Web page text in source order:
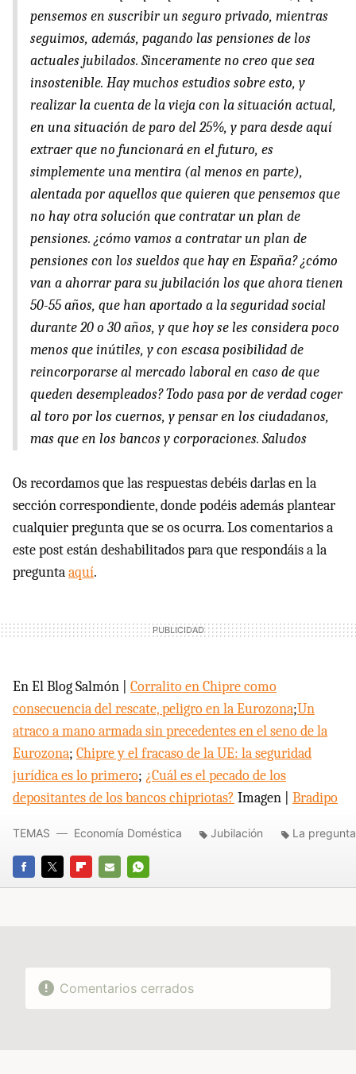
pensemos en suscribir un seguro privado, mientras
seguimos, además, pagando las pensiones de los
actuales jubilados. Sinceramente no creo que sea
insostenible. Hay muchos estudios sobre esto, y
realizar la cuenta de la vieja con la situación actual,
en una situación de paro del 25%, y para desde aquí
extraer que no funcionará en el futuro, es
simplemente una mentira (al menos en parte),
alentada por aquellos que quieren que pensemos que
no hay otra solución que contratar un plan de
pensiones. ¿cómo vamos a contratar un plan de
pensiones con los sueldos que hay en España? ¿cómo
van a ahorrar para su jubilación los que ahora tienen
50-55 años, que han aportado a la seguridad social
durante 20 o 30 años, y que hoy se les considera poco
menos que inútiles, y con escasa posibilidad de
reincorporarse al mercado laboral en caso de que
queden desempleados? Todo pasa por de verdad coger
al toro por los cuernos, y pensar en los ciudadanos,
mas que en los bancos y corporaciones. Saludos
Os recordamos que las respuestas debéis darlas en la
sección correspondiente, donde podéis además plantear
cualquier pregunta que se os ocurra. Los comentarios a
este post están deshabilitados para que respondáis a la
preguntaaquí.
En El Blog Salmón | Corralito en Chipre como
consecuencia del rescate, peligro en la Eurozona;Un
atraco a mano armada sin precedentes en el seno de la
Eurozona; Chipre y el fracaso de la UE: la seguridad
jurídica es lo primero; ¿Cuál es el pecado de los
depositantes de los bancos chipriotas? Imagen | Bradipo
FACEBOOK
TWITTERFLIPBOARD
E-
WHATSAPP
TEMAS Economía Doméstica Jubilación La
Comentarios cerrados